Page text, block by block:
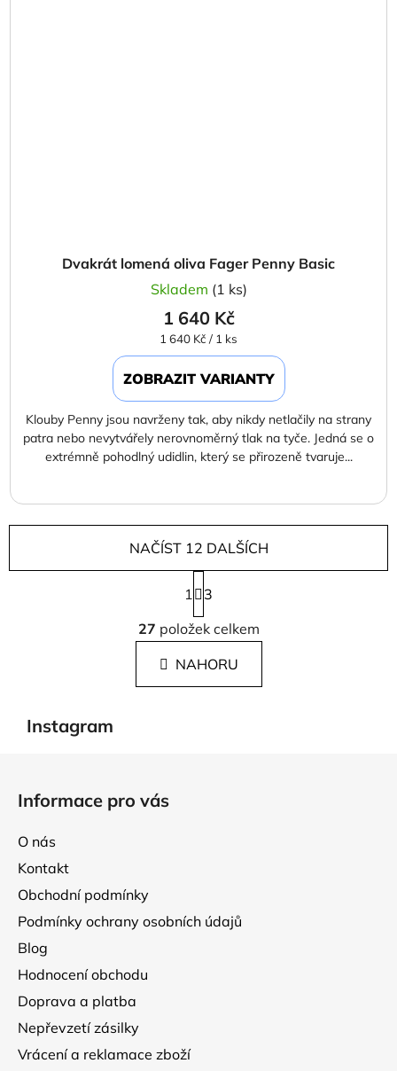
Dvakrát lomená oliva Fager Penny Basic
Skladem (1 ks)
1 640 Kč
Měrná
cena:
1 640 Kč / 1 ks
ZOBRAZIT VARIANTY
Klouby Penny jsou navrženy tak, aby nikdy netlačily na strany
patra nebo nevytvářely nerovnoměrný tlak na tyče. Jedná se o
extrémně pohodlný udidlin, který se přirozeně tvaruje...
O
v
l
á
d
i
NAČÍST 12 DALŠÍCH
S
t
r
á
n
k
1
3
27 položek celkem
NAHORU
Instagram
Informace pro vás
O nás
Kontakt
Obchodní podmínky
Podmínky ochrany osobních údajů
Blog
Hodnocení obchodu
Doprava a platba
Nepřevzetí zásilky
Vrácení a reklamace zboží